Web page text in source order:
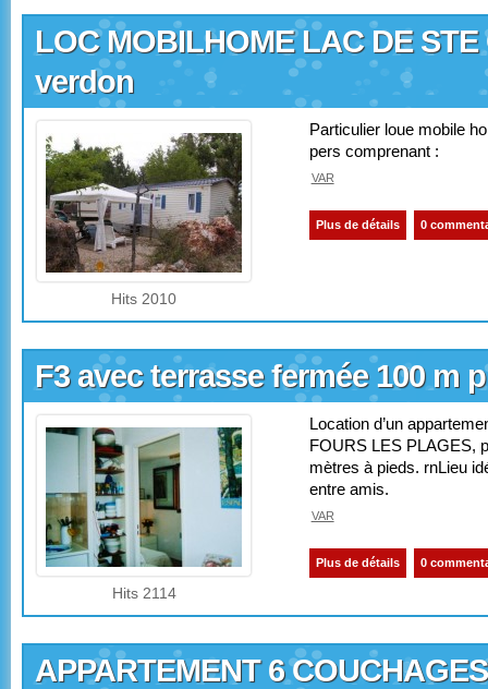
LOC MOBILHOME LAC DE
verdon
Hits 2010
Particulier loue mobile
pers comprenant :
VAR
Plus de détails 0
F3 avec terrasse fermée 100 m
Hits 2114
Location d’un
FOURS LES PLAGES,
mètres à pieds. rnLieu
entre amis.
VAR
Plus de détails 0
APPARTEMENT 6 COUCHAGES